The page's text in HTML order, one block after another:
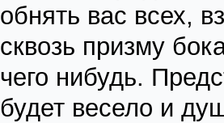
обнять вас всех,
сквозь призму
чего нибудь.
будет весело и